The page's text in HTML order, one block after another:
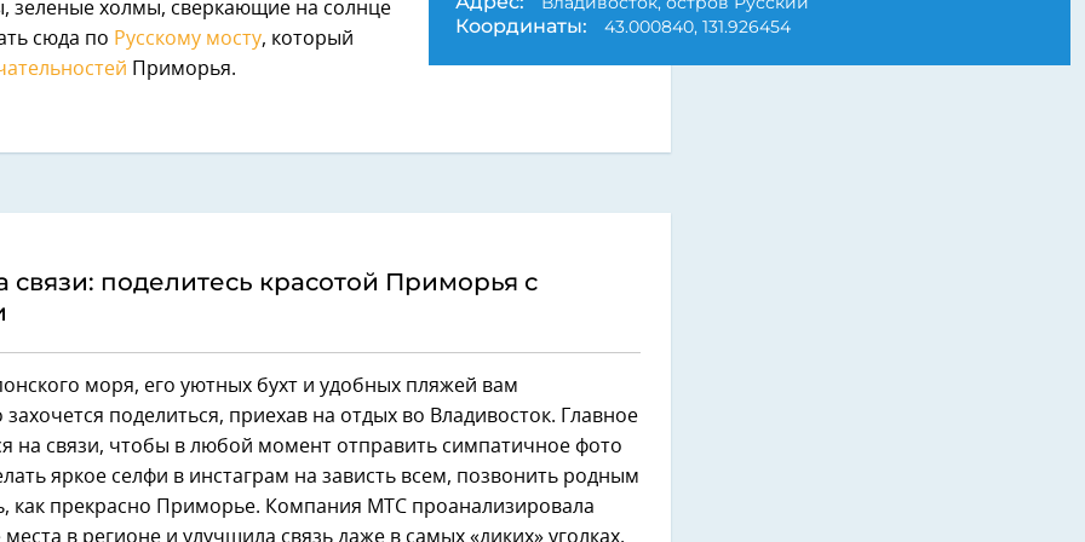
зеленые холмы, сверкающие на солнце
сюда по Русскому мосту, который
Приморья.
Координаты: 43.000840, 131.926454
связи: поделитесь красотой Приморья с
моря, его уютных бухт и удобных пляжей вам
поделиться, приехав на отдых во Владивосток. Главное
на связи, чтобы в любой момент отправить симпатичное фото
яркое селфи в инстаграм на зависть всем, позвонить родным
как прекрасно Приморье. Компания МТС проанализировала
в регионе и улучшила связь даже в самых «диких» уголках.